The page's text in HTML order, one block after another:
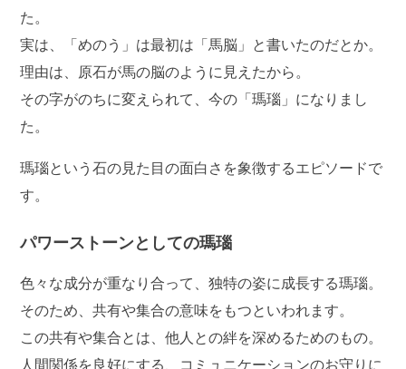
た。
実は、「めのう」は最初は「馬脳」と書いたのだとか。
理由は、原石が馬の脳のように見えたから。
その字がのちに変えられて、今の「瑪瑙」になりまし
た。
瑪瑙という石の見た目の面白さを象徴するエピソードで
す。
パワーストーンとしての瑪瑙
色々な成分が重なり合って、独特の姿に成長する瑪瑙。
そのため、共有や集合の意味をもつといわれます。
この共有や集合とは、他人との絆を深めるためのもの。
人間関係を良好にする、コミュニケーションのお守りに